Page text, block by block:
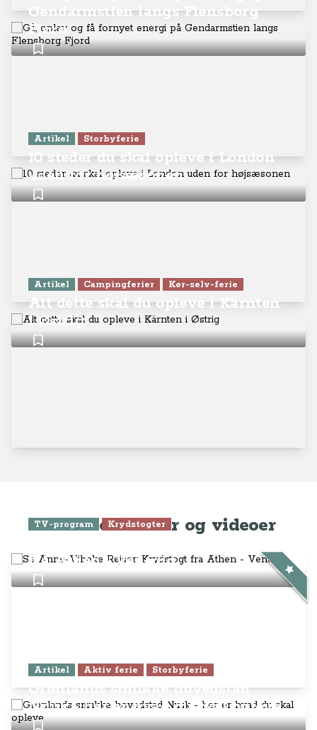
Gendarmstien langs Flensborg
Fjord
Artikel Storbyferie
10 steder du skal opleve i London
uden for højsæsonen
Artikel Campingferier Kør-selv-ferie
Alt dette skal du opleve i Kärnten
i Østrig
Seneste artikler og videoer
TV-program Krydstogter
fra Athen - Venedig
Artikel Aktiv ferie Storbyferie
Grønlands smukke hovedstad
Nuuk - her er hvad du skal opleve